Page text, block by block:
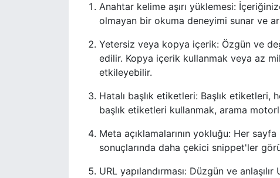
Anahtar kelime aşırı yüklemesi:
olmayan bir okuma deneyimi sunar ve
Yetersiz veya kopya içerik: Özgün ve
edilir. Kopya içerik kullanmak veya az
etkileyebilir.
Hatalı başlık etiketleri: Başlık etiketleri,
başlık etiketleri kullanmak, arama
Meta açıklamalarının yokluğu: Her
sonuçlarında daha çekici snippet'ler
URL yapılandırması: Düzgün ve